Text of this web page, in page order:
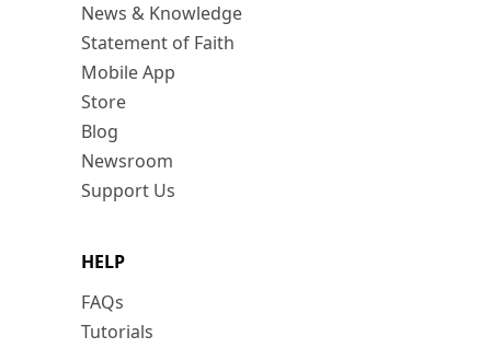
News & Knowledge
Statement of Faith
Mobile App
Store
Blog
Newsroom
Support Us
HELP
FAQs
Tutorials